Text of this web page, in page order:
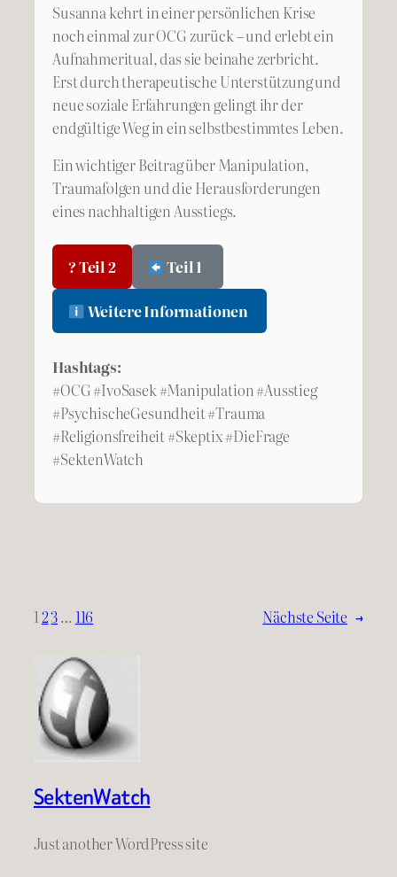
Susanna kehrt in einer persönlichen Krise
noch einmal zur OCG zurück – und erlebt ein
Aufnahmeritual, das sie beinahe zerbricht.
Erst durch therapeutische Unterstützung und
neue soziale Erfahrungen gelingt ihr der
endgültige Weg in ein selbstbestimmtes Leben.
Ein wichtiger Beitrag über Manipulation,
Traumafolgen und die Herausforderungen
eines nachhaltigen Ausstiegs.
? Teil 2 Teil 1
Weitere Informationen
Hashtags:
#OCG #IvoSasek #Manipulation #Ausstieg
#PsychischeGesundheit #Trauma
#Religionsfreiheit #Skeptix #DieFrage
#SektenWatch
1 23… 116 Nächste Seite →
SektenWatch
Just another WordPress site